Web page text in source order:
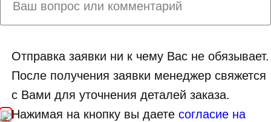
Отправка заявки ни к чему Вас не обязывает.
После получения заявки менеджер свяжется
с Вами для уточнения деталей заказа.
Нажимая на кнопку вы даетесогласие на